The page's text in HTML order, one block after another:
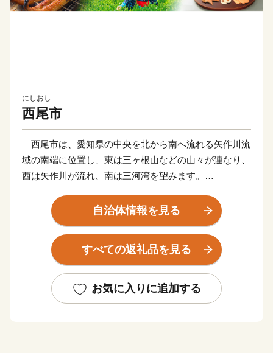
にしおし
西尾市
西尾市は、愛知県の中央を北から南へ流れる矢作川流
域の南端に位置し、東は三ヶ根山などの山々が連なり、
西は矢作川が流れ、南は三河湾を望みます。
条城」は、この地域の拠点として発展を続け、「西尾
城」と改称された江戸時代に城下町が形成されました。
明和元年（1764年）、大給松平家の居城となると、六
万石城下町として商業がさらに賑わいを見せるようにな
れています。
そのような歴史を有する西尾市は、市制を施行した昭
自治体情報を見る
すべての返礼品を見る
お気に入りに追加する